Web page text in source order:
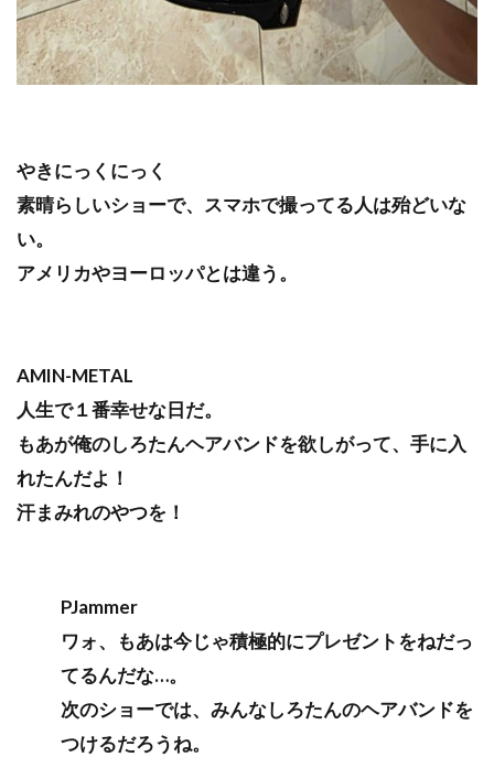
やきにっくにっく
素晴らしいショーで、スマホで撮ってる人は殆どいな
い。
アメリカやヨーロッパとは違う。
AMIN-METAL
人生で１番幸せな日だ。
もあが俺のしろたんヘアバンドを欲しがって、手に入
れたんだよ！
汗まみれのやつを！
PJammer
ワォ、もあは今じゃ積極的にプレゼントをねだっ
てるんだな…。
次のショーでは、みんなしろたんのヘアバンドを
つけるだろうね。